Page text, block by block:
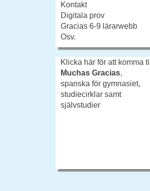
Kontakt
Digitala prov
Gracias 6-9 lärarwebb
Osv.
Klicka här för att komma till
Muchas Gracias,
spanska för gymnasiet,
studiecirklar samt
självstudier